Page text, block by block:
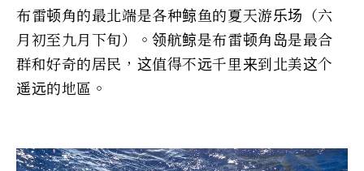
布雷顿角的最北端是各种鲸鱼的夏天游乐场（六
月初至九月下旬）。领航鲸是布雷顿角岛是最合
群和好奇的居民，这值得不远千里来到北美这个
遥远的地區。